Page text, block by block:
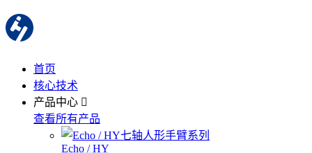
首页
核心技术
产品中心
查看所有产品
Echo / HY